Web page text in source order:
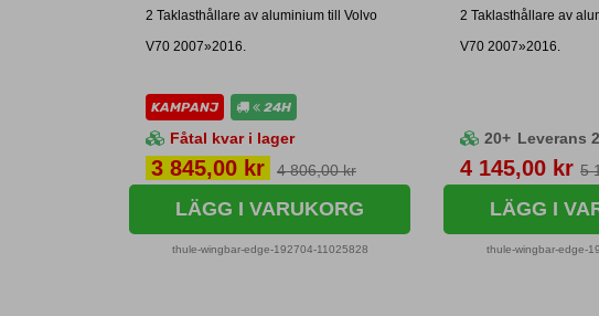
2 Taklasthållare av aluminium till Volvo
V70 2007»2016.
KAMPANJ 24H
Fåtal kvar i lager
Pris
3 845,00 kr 4 806,00 kr
LÄGG I VARUKORG
thule-wingbar-edge-192704-11025828
2 Taklasthållare av
V70 2007»2016.
20+ Leverans
Pris
4 145,00 kr 5
LÄGG I
thule-wingbar-edge-